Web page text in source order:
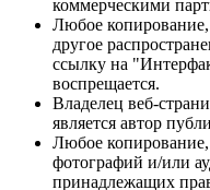
коммерческими
Любое
другое
ссылку на
воспрещается.
Владелец веб-
является автор
Любое копирование,
фотографий и/или
принадлежащих